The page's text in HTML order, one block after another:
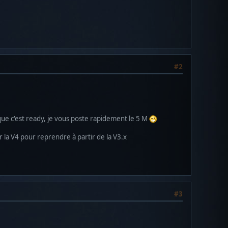
#2
c'est ready, je vous poste rapidement le 5 M
la V4 pour reprendre à partir de la V3.x
#3